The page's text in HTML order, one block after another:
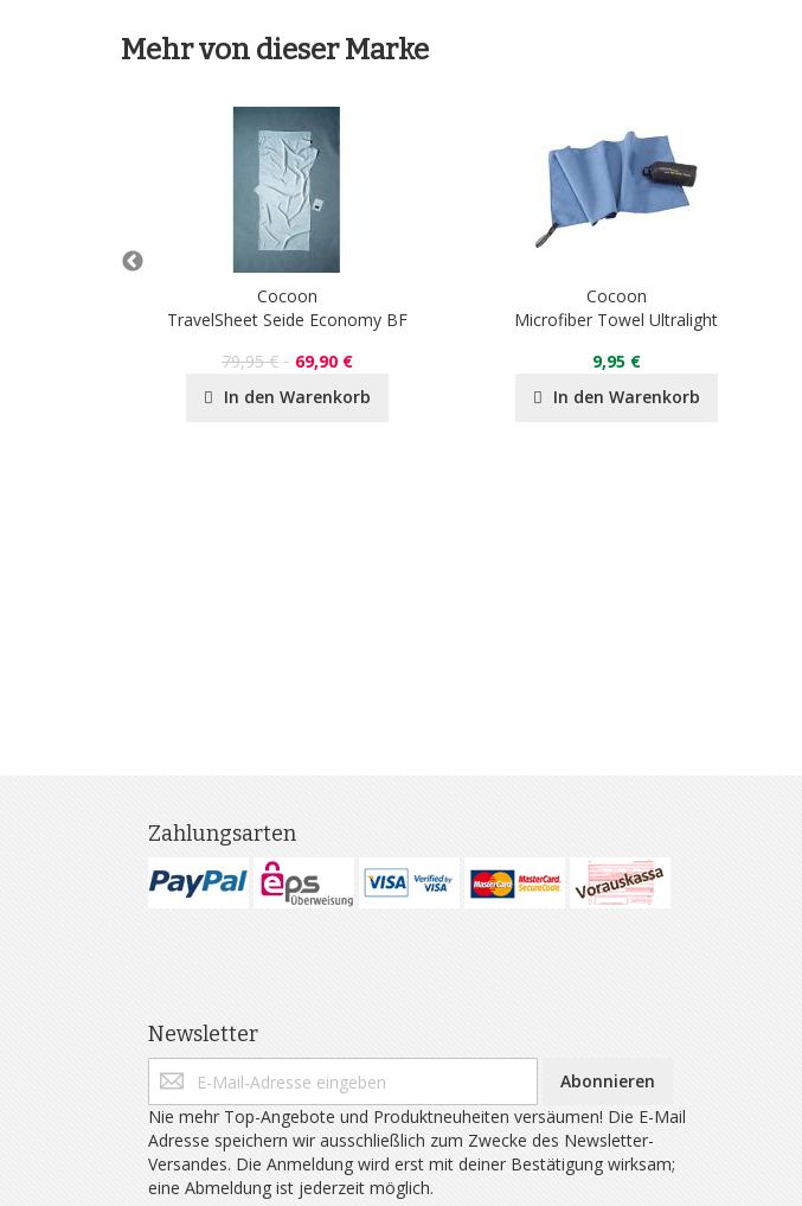
Mehr von dieser Marke
Cocoon
TravelSheet Seide Economy BF
79,95 €
69,90 €
In den Warenkorb
Cocoon
Microfiber Towel Ultralight
9,95 €
In den Warenkorb
Zahlungsarten
Newsletter
Abonnieren
Nie mehr Top-Angebote und Produktneuheiten versäumen! Die E-Mail
Adresse speichern wir ausschließlich zum Zwecke des Newsletter-
Versandes. Die Anmeldung wird erst mit deiner Bestätigung wirksam;
eine Abmeldung ist jederzeit möglich.